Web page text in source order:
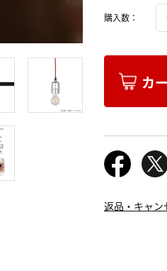
購入数：
カ
返品・キャン